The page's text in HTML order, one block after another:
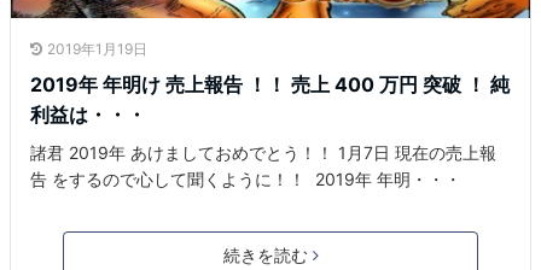
2019年1月19日
2019年 年明け 売上報告 ！！ 売上 400 万円 突破 ！ 純
利益は・・・
諸君 2019年 あけましておめでとう！！ 1月7日 現在の売上報
告 をするので心して聞くように！！ 2019年 年明・・・
続きを読む